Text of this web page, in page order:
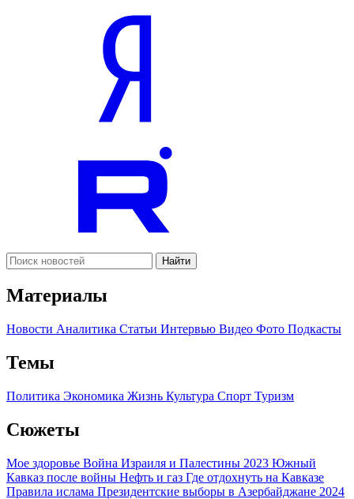
Найти
Материалы
Новости Аналитика Статьи Интервью Видео Фото Подкасты
Темы
Политика Экономика Жизнь Культура Спорт Туризм
Сюжеты
Мое здоровье Война Израиля и Палестины 2023 Южный
Кавказ после войны Нефть и газ Где отдохнуть на Кавказе
Правила ислама Президентские выборы в Азербайджане 2024